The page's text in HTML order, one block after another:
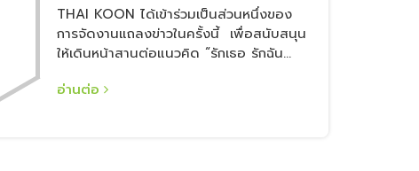
THAI KOON ได้เข้าร่วมเป็นส่วนหนึ่งของ
การจัดงานแถลงข่าวในครั้งนี้ เพื่อสนับสนุน
ให้เดินหน้าสานต่อแนวคิด “รักเธอ รักฉัน
อ่านต่อ